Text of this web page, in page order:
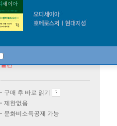
절판
구매 후 바로 읽기
제한없음
문화비소득공제 가능